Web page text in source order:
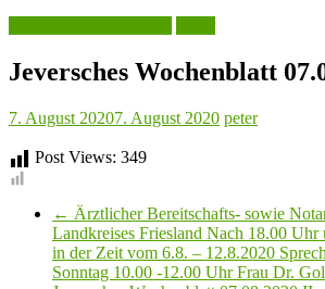
Jeversches Wochenblatt
7. August 20207. August 2020 peter
Post Views: 349
← Ärztlicher Bereitschafts- sowie
Landkreises Friesland Nach 18.00 Uhr
in der Zeit vom 6.8. – 12.8.2020
Sonntag 10.00 -12.00 Uhr Frau Dr.